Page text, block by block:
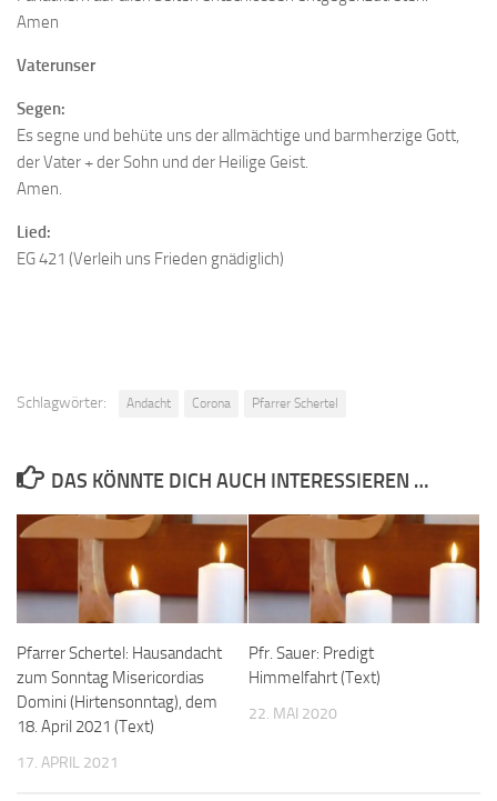
Amen
Vaterunser
Segen:
Es segne und behüte uns der allmächtige und barmherzige Gott,
der Vater + der Sohn und der Heilige Geist.
Amen.
Lied:
EG 421 (Verleih uns Frieden gnädiglich)
Schlagwörter: Andacht Corona Pfarrer Schertel
DAS KÖNNTE DICH AUCH INTERESSIEREN …
Pfarrer Schertel: Hausandacht
zum Sonntag Misericordias
Domini (Hirtensonntag), dem
18. April 2021 (Text)
17. APRIL 2021
Pfr. Sauer: Predigt
Himmelfahrt (Text)
22. MAI 2020